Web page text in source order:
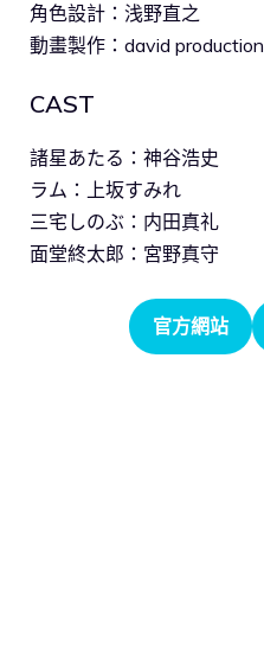
角色設計：浅野直之
動畫製作：david production
CAST
諸星あたる：神谷浩史
ラム：上坂すみれ
三宅しのぶ：内田真礼
面堂終太郎：宮野真守
官方網站